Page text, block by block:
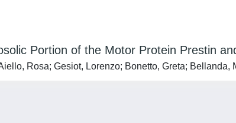
Portion of the Motor Protein Prestin
Rosa; Gesiot, Lorenzo; Bonetto, Greta; Bellanda,